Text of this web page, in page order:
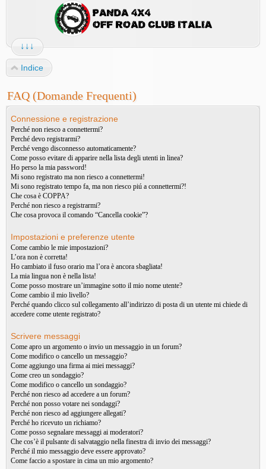
↓↓↓
Indice
FAQ (Domande Frequenti)
Connessione e registrazione
Perché non riesco a connettermi?
Perché devo registrarmi?
Perché vengo disconnesso automaticamente?
Come posso evitare di apparire nella lista degli utenti in linea?
Ho perso la mia password!
Mi sono registrato ma non riesco a connettermi!
Mi sono registrato tempo fa, ma non riesco piú a connettermi?!
Che cosa è COPPA?
Perché non riesco a registrarmi?
Che cosa provoca il comando “Cancella cookie”?
Impostazioni e preferenze utente
Come cambio le mie impostazioni?
L’ora non è corretta!
Ho cambiato il fuso orario ma l’ora è ancora sbagliata!
La mia lingua non è nella lista!
Come posso mostrare un’immagine sotto il mio nome utente?
Come cambio il mio livello?
Perché quando clicco sul collegamento all’indirizzo di posta di un utente mi chiede di
accedere come utente registrato?
Scrivere messaggi
Come apro un argomento o invio un messaggio in un forum?
Come modifico o cancello un messaggio?
Come aggiungo una firma ai miei messaggi?
Come creo un sondaggio?
Come modifico o cancello un sondaggio?
Perché non riesco ad accedere a un forum?
Perché non posso votare nei sondaggi?
Perché non riesco ad aggiungere allegati?
Perché ho ricevuto un richiamo?
Come posso segnalare messaggi ai moderatori?
Che cos’è il pulsante di salvataggio nella finestra di invio dei messaggi?
Perché il mio messaggio deve essere approvato?
Come faccio a spostare in cima un mio argomento?